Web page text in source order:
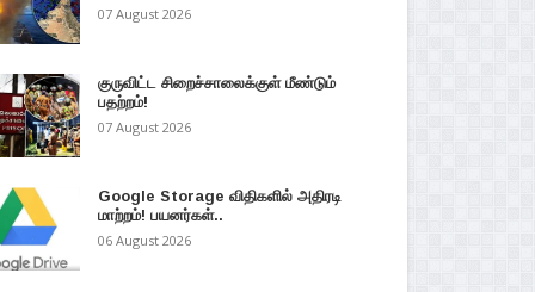
07 August 2026
குருவிட்ட சிறைச்சாலைக்குள் மீண்டும்
பதற்றம்!
07 August 2026
Google Storage விதிகளில் அதிரடி
மாற்றம்! பயனர்கள்..
06 August 2026